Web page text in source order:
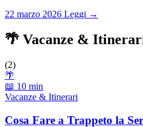
22 marzo 2026 Leggi →
🌴 Vacanze &
(2)
🌴
📖 10 min
Vacanze & Itinerari
Cosa Fare a Trappeto la